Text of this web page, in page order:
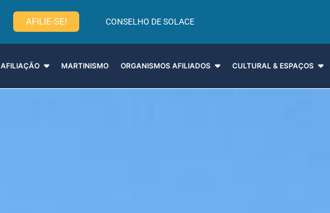
AFILIE-SE! CONSELHO DE SOLACE
AFILIAÇÃO MARTINISMO ORGANISMOS AFILIADOS CULTURAL & ESPAÇOS